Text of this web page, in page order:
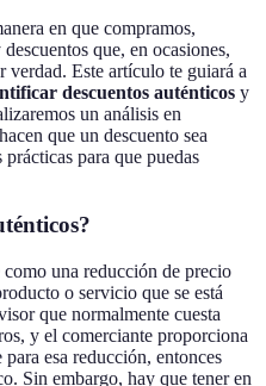
en que compramos,
que, en ocasiones,
verdad. Este artículo te guiará a
descuentos auténticos y
un análisis en
que un descuento sea
para que puedas
como una reducción de precio
o servicio que se está
que normalmente cuesta
y el comerciante proporciona
esa reducción, entonces
Sin embargo, hay que tener en